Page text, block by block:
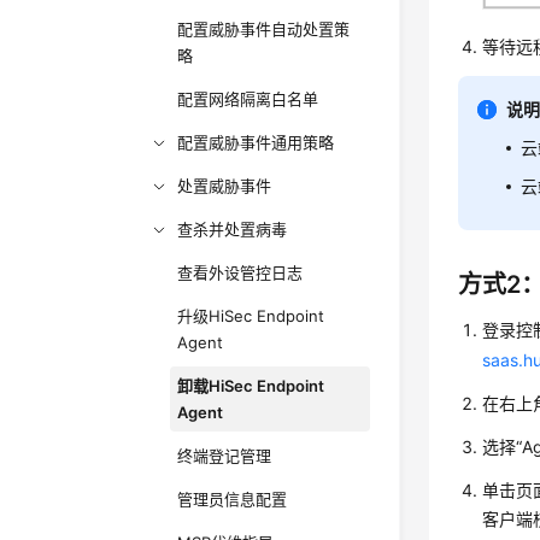
配置威胁事件自动处置策
略
配置网络隔离白名单
配置威胁事件通用策略
处置威胁事件
查杀并处置病毒
查看外设管控日志
升级HiSec Endpoint
Agent
卸载HiSec Endpoint
Agent
终端登记管理
管理员信息配置
等待远
说
方式2
登录控
在右上
选择
单击页
客户端